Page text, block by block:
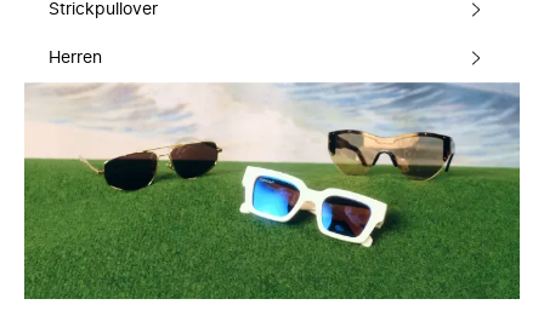
Strickpullover
Herren